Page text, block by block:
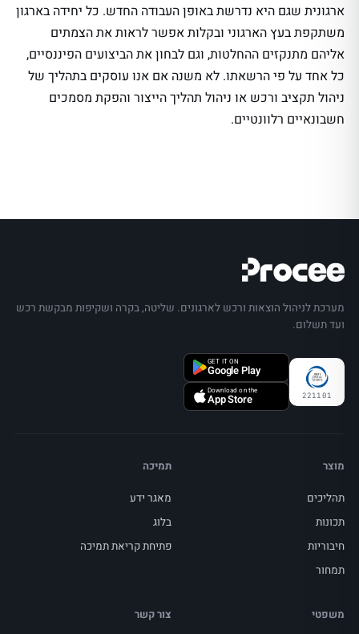
ארגונית שגם היא נדרשת באופן העבודה החדש. כל יחידה בארגון
משתקפת בעץ הארגוני ובקלות אפשר לראות את הצמתים
אליהם מתנקזים ההחלטות, וגם לבחון את הביצועים הפיננסיים,
כל אחד על פי הרשאתו. לא משנה אם אנו עוסקים בתהליך של
ניהול תקציב ורכש או ניהול תהליך הייצור והפקת מסמכים
חשבונאיים רלוונטיים.
מערכת לניהול הוצאות ורכש לארגונים. שליטה, בקרה ושקיפות מבקשת רכש
ועד תשלום.
221101
GET IT ON
Google Play
Download on the
App Store
מוצר
תהליכים
תכונות
חיבוריות
תמחור
תמיכה
מאגר ידע
בלוג
פתיחת קריאת תמיכה
משפטי צור קשר